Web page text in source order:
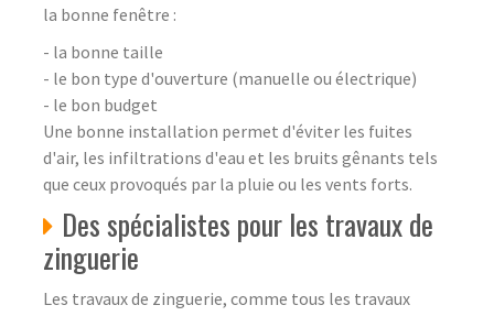
la bonne fenêtre :
- la bonne taille
- le bon type d'ouverture (manuelle ou électrique)
- le bon budget
Une bonne installation permet d'éviter les fuites
d'air, les infiltrations d'eau et les bruits gênants tels
que ceux provoqués par la pluie ou les vents forts.
Des spécialistes pour les travaux de
zinguerie
Les travaux de zinguerie, comme tous les travaux